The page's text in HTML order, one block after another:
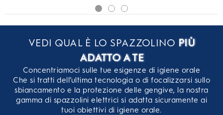
VEDI QUAL È LO SPAZZOLINO PIÙ
ADATTO A TE
Concentriamoci sulle tue esigenze di igiene orale
Che si tratti dell’ultima tecnologia o di focalizzarsi sullo
sbiancamento e la protezione delle gengive, la nostra
gamma di spazzolini elettrici si adatta sicuramente ai
tuoi obiettivi di igiene orale.